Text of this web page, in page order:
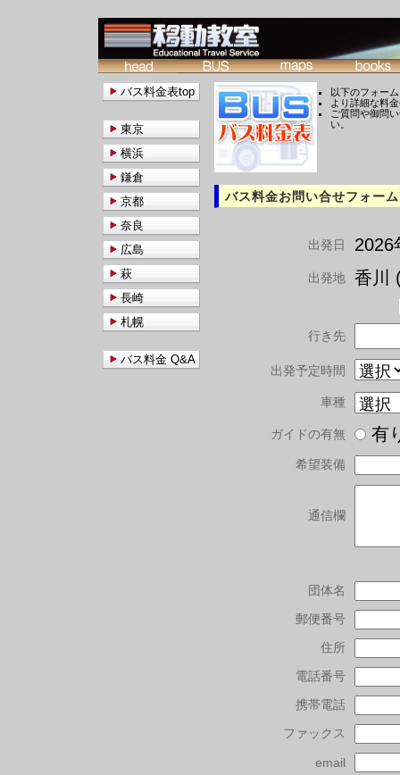
以下のフォー
より詳細な料
ご質問や御問
い。
バス料金お問い合せフォーム
出発日 2026
出発地 香川
行き先
出発予定時間
車種
ガイドの有無
希望装備
通信欄
団体名
郵便番号
住所
電話番号
携帯電話
ファックス
email
バス料金表top
東京
横浜
鎌倉
京都
奈良
広島
萩
長崎
札幌
バス料金 Q&A